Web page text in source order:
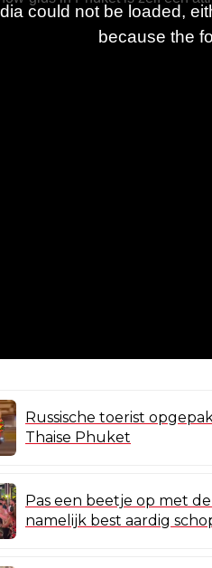
Russische toerist
Thaise Phuket
Pas een beetje op met
namelijk best aardig